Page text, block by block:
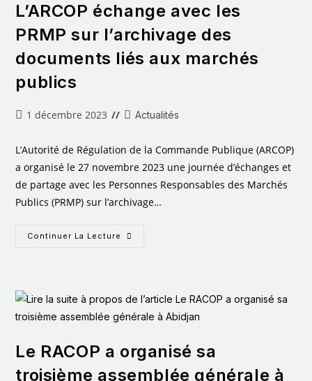
L’ARCOP échange avec les
PRMP sur l’archivage des
documents liés aux marchés
publics
1 décembre 2023 Actualités
L’Autorité de Régulation de la Commande Publique (ARCOP)
a organisé le 27 novembre 2023 une journée d’échanges et
de partage avec les Personnes Responsables des Marchés
Publics (PRMP) sur l’archivage…
Continuer La Lecture
Le RACOP a organisé sa
troisième assemblée générale à